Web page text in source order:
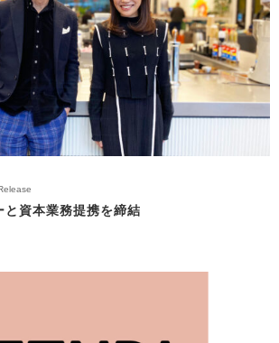
と資本業務提携を締結